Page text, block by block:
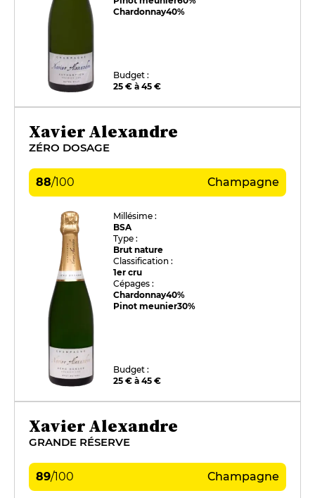
Chardonnay40%
Budget :
25 € à 45 €
Xavier Alexandre
ZÉRO DOSAGE
88/100 Champagne
Millésime :
BSA
Type :
Brut nature
Classification :
1er cru
Cépages :
Chardonnay40%
Pinot meunier30%
Budget :
25 € à 45 €
Xavier Alexandre
GRANDE RÉSERVE
89/100 Champagne